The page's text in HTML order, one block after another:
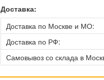
Доставка:
Доставка по Москве и МО:
Доставка по РФ:
Самовывоз со склада в